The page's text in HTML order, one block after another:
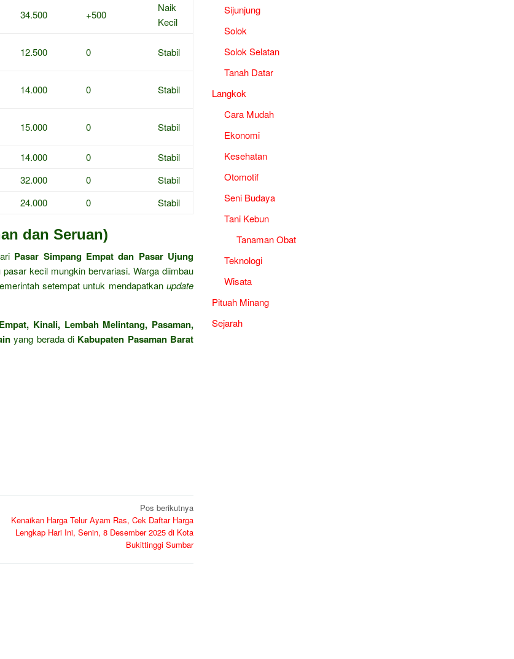
34.500 +500
Naik
Kecil
12.500 0 Stabil
14.000 0 Stabil
15.000 0 Stabil
14.000 0 Stabil
32.000 0
Stabil
24.000 0 Stabil
dan Seruan)
Pasar Simpang Empat dan Pasar Ujung
kecil mungkin bervariasi. Warga diimbau
setempat untuk mendapatkan update
Kinali, Lembah Melintang, Pasaman,
yang berada di Kabupaten Pasaman Barat
Pos berikutnya
Kenaikan Harga Telur Ayam Ras, Cek Daftar Harga
Lengkap Hari Ini, Senin, 8 Desember 2025 di Kota
Bukittinggi Sumbar
Sijunjung
Solok
Solok Selatan
Tanah Datar
Langkok
Cara Mudah
Ekonomi
Kesehatan
Otomotif
Seni Budaya
Tani Kebun
Tanaman Obat
Teknologi
Wisata
Pituah Minang
Sejarah